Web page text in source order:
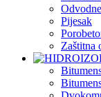
Pijesak
Zaštitna